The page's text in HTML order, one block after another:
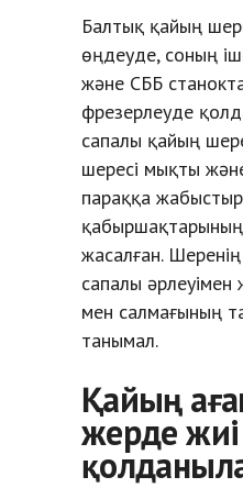
Балтық қайың
өңдеуде, соның
және СББ
фрезерлеуде
сапалы қайың
шересі мықты
параққа
жасалған.
сапалы
мен салмағының
танымал.
Қайың
жерде жиі